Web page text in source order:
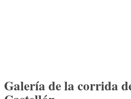
Galería de la corrida